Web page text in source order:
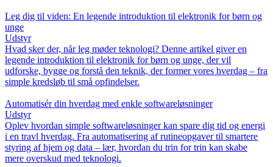
Leg dig til viden: En legende introduktion til elektronik for børn og
unge
Udstyr
Hvad sker der, når leg møder teknologi? Denne artikel giver en
legende introduktion til elektronik for børn og unge, der vil
udforske, bygge og forstå den teknik, der former vores hverdag – fra
simple kredsløb til små opfindelser.
Automatisér din hverdag med enkle softwareløsninger
Udstyr
Oplev hvordan simple softwareløsninger kan spare dig tid og energi
i en travl hverdag. Fra automatisering af rutineopgaver til smartere
styring af hjem og data – lær, hvordan du trin for trin kan skabe
mere overskud med teknologi.